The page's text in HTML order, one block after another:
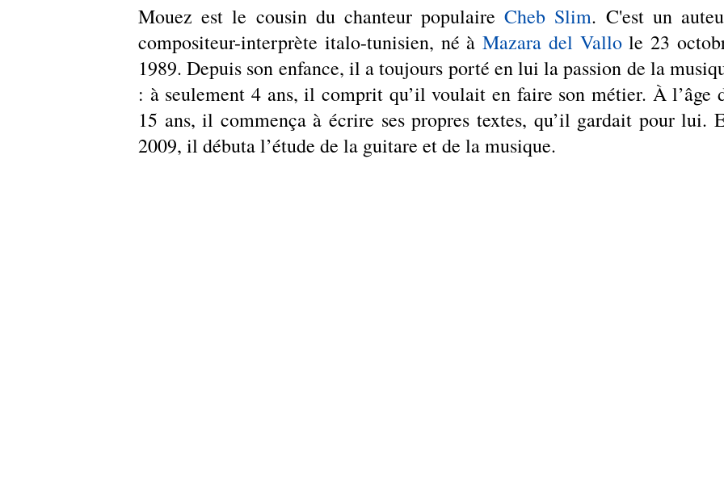
Mouez est le cousin du chanteur populaire Cheb Slim. C'est un
compositeur-interprète italo-tunisien, né à Mazara del Vallo le 23
1989. Depuis son enfance, il a toujours porté en lui la passion de la
: à seulement 4 ans, il comprit qu’il voulait en faire son métier. À l’âge
15 ans, il commença à écrire ses propres textes, qu’il gardait pour lui.
2009, il débuta l’étude de la guitare et de la musique.